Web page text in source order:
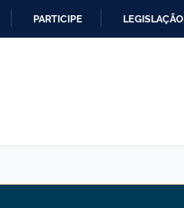
PARTICIPE LEGISLAÇÃO